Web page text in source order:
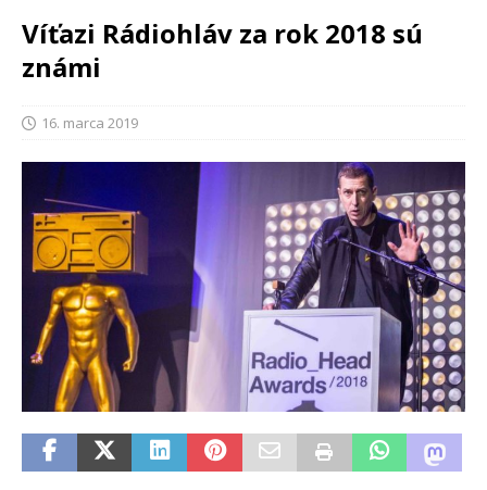
Víťazi Rádiohláv za rok 2018 sú
známi
16. marca 2019